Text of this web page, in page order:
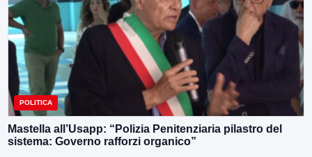
POLITICA
Mastella all’Usapp: “Polizia Penitenziaria pilastro del
sistema: Governo rafforzi organico”